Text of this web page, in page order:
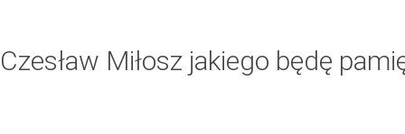
Czesław Miłosz jakiego będę